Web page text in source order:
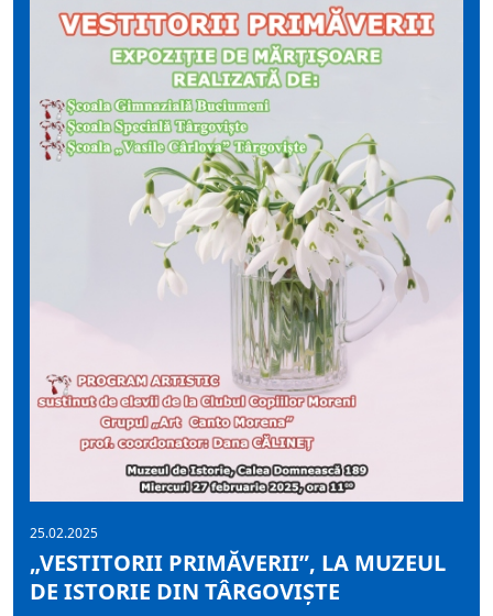
25.02.2025
„VESTITORII PRIMĂVERII”, LA MUZEUL
DE ISTORIE DIN TÂRGOVIȘTE